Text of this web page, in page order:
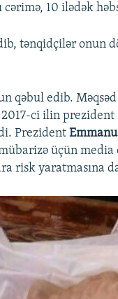
10 ilədək
tənqidçilər onun
qəbul edib.
ci ilin prezident
Prezident
üçün
risk yaratmasına